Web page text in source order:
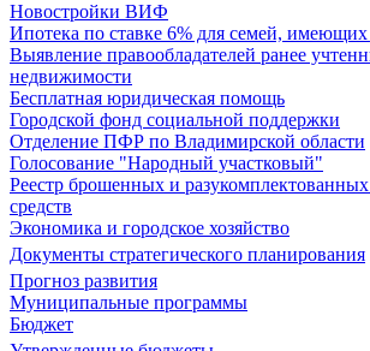
Новостройки ВИФ
Ипотека по ставке 6% для семей, имеющих
Выявление правообладателей ранее
недвижимости
Бесплатная юридическая помощь
Городской фонд социальной поддержки
Отделение ПФР по Владимирской области
Голосование "Народный участковый"
Реестр брошенных и
средств
Экономика и городское хозяйство
Документы стратегического планирования
Прогноз развития
Муниципальные программы
Бюджет